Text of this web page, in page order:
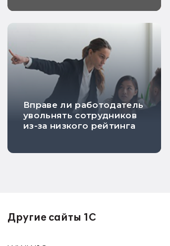
Вправе ли работодатель
увольнять сотрудников
из-за низкого рейтинга
Другие сайты 1С